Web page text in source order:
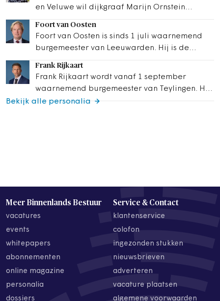
en Veluwe wil dijkgraaf Marijn Ornstein
Foort van Oosten
Foort van Oosten is sinds 1 juli waarnemend
burgemeester van Leeuwarden. Hij is de
Frank Rijkaart
Frank Rijkaart wordt vanaf 1 september
waarnemend burgemeester van Teylingen. Hij
volgt burgemeester Carla Breuer op. Rijkaart
Bekijk alle personalia
Meer Binnenlands Bestuur
vacatures
events
whitepapers
abonnementen
online magazine
personalia
dossiers
Service & Contact
klantenservice
colofon
ingezonden stukken
nieuwsbrieven
adverteren
vacature plaatsen
algemene voorwaarden